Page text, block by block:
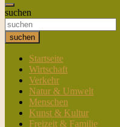
Vogtlandstreicher
aktuell & mittendrin
suchen
suchen
Startseite
Wirtschaft
Verkehr
Natur & Umwelt
Menschen
Kunst & Kultur
Freizeit & Familie